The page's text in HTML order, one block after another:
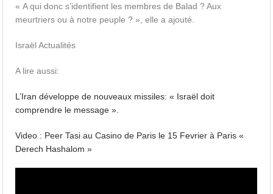
« A qui donc s’identifient les membres de Balad ? Aux
meurtriers ou à notre peuple ? », elle a ajouté.
Israël Actualités
A lire aussi:
L’Iran développe de nouveaux missiles: « Israël doit
comprendre le message ».
Video : Peer Tasi au Casino de Paris le 15 Fevrier à Paris «
Derech Hashalom »